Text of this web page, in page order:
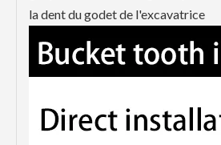
la dent du godet de l'excavatrice